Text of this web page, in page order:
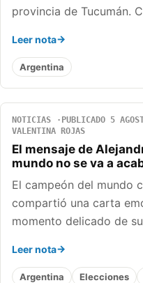
provincia de Tucumán.
Leer nota
Argentina
NOTICIAS PUBLICADO 5
VALENTINA ROJAS
El mensaje de
mundo no se va a
El campeón del mundo
compartió una carta
momento delicado de
Leer nota
Argentina Elecciones